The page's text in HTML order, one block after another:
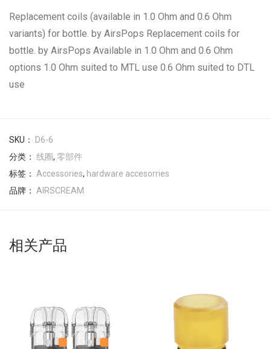
Replacement coils (available in 1.0 Ohm and 0.6 Ohm
variants) for bottle. by AirsPops Replacement coils for
bottle. by AirsPops Available in 1.0 Ohm and 0.6 Ohm
options 1.0 Ohm suited to MTL use 0.6 Ohm suited to DTL
use
SKU：
D6-6
分类： 线圈, 零部件
标签： Accessories, hardware accesorries
品牌： AIRSCREAM
相关产品